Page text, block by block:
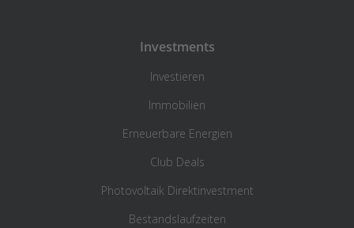
Investments
Investieren
Immobilien
Erneuerbare Energien
Club Deals
Photovoltaik Direktinvestment
Bestandslaufzeiten